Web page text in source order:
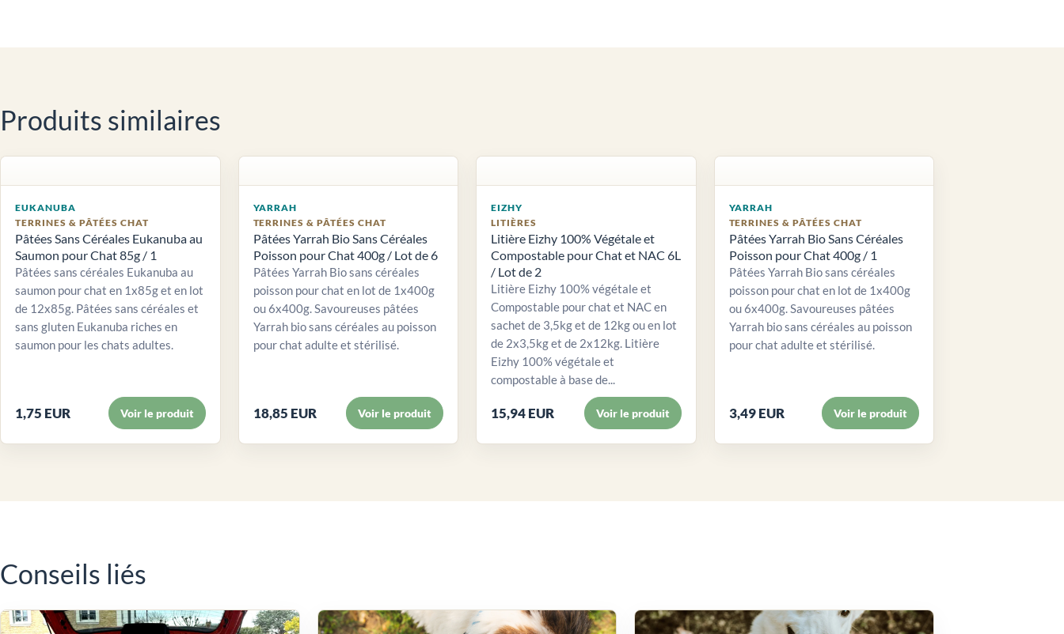
Produits similaires
EUKANUBA
TERRINES & PÂTÉES CHAT
Pâtées Sans Céréales Eukanuba au
Saumon pour Chat 85g / 1
Pâtées sans céréales Eukanuba au
saumon pour chat en 1x85g et en lot
de 12x85g. Pâtées sans céréales et
sans gluten Eukanuba riches en
saumon pour les chats adultes.
1,75 EUR Voir le produit
YARRAH
TERRINES & PÂTÉES CHAT
Pâtées Yarrah Bio Sans Céréales
Poisson pour Chat 400g / Lot de 6
Pâtées Yarrah Bio sans céréales
poisson pour chat en lot de 1x400g
ou 6x400g. Savoureuses pâtées
Yarrah bio sans céréales au poisson
pour chat adulte et stérilisé.
18,85 EUR Voir le produit
EIZHY
LITIÈRES
Litière Eizhy 100% Végétale et
Compostable pour Chat et NAC 6L
/ Lot de 2
Litière Eizhy 100% végétale et
Compostable pour chat et NAC en
sachet de 3,5kg et de 12kg ou en lot
de 2x3,5kg et de 2x12kg. Litière
Eizhy 100% végétale et
compostable à base de...
15,94 EUR Voir le produit
YARRAH
TERRINES & PÂTÉES CHAT
Pâtées Yarrah Bio Sans Céréales
Poisson pour Chat 400g / 1
Pâtées Yarrah Bio sans céréales
poisson pour chat en lot de 1x400g
ou 6x400g. Savoureuses pâtées
Yarrah bio sans céréales au poisson
pour chat adulte et stérilisé.
3,49 EUR Voir le produit
Conseils liés